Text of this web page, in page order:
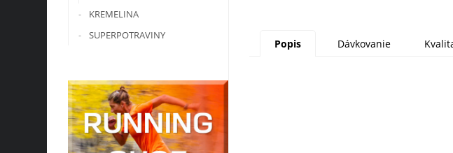
KREMELINA
SUPERPOTRAVINY
Popis Dávkovanie